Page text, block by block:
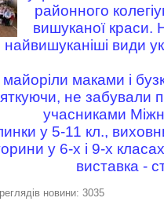
районного
вишуканої краси.
види
маками і
не забували
учасниками
у 5-11 кл.,
у 6-х і 9-х
виставка -
новини: 3035